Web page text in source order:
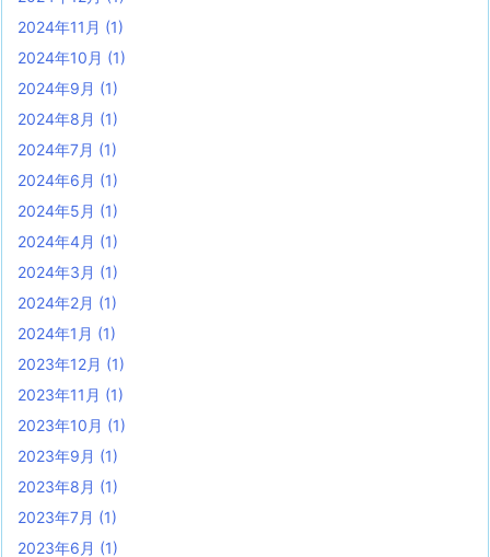
2024年11月 (1)
2024年10月 (1)
2024年9月 (1)
2024年8月 (1)
2024年7月 (1)
2024年6月 (1)
2024年5月 (1)
2024年4月 (1)
2024年3月 (1)
2024年2月 (1)
2024年1月 (1)
2023年12月 (1)
2023年11月 (1)
2023年10月 (1)
2023年9月 (1)
2023年8月 (1)
2023年7月 (1)
2023年6月 (1)